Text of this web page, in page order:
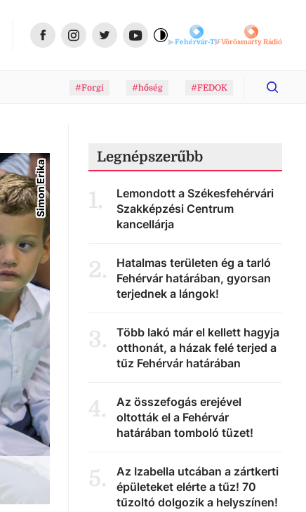
Fehérvár-TVVörösmarty Rádió
#Forgi #hőség #FEDOK
Simon Erika
Legnépszerűbb
1.
Lemondott a Székesfehérvári
Szakképzési Centrum
kancellárja
2.
Hatalmas területen ég a tarló
Fehérvár határában, gyorsan
terjednek a lángok!
3.
Több lakó már el kellett hagyja
otthonát, a házak felé terjed a
tűz Fehérvár határában
4.
Az összefogás erejével
oltották el a Fehérvár
határában tomboló tüzet!
5.
Az Izabella utcában a zártkerti
épületeket elérte a tűz! 70
tűzoltó dolgozik a helyszínen!